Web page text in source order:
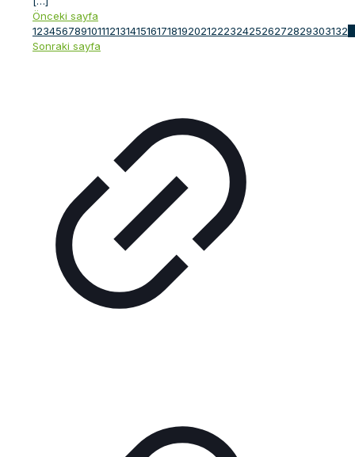
Önceki sayfa
1234567891011121314151617181920212223242526272829303132
Sonraki sayfa